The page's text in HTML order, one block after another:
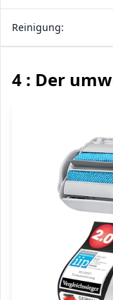
Reinigung:
4 : Der